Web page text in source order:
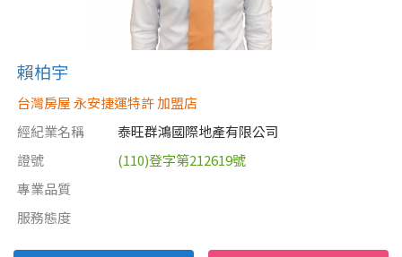
賴柏宇
台灣房屋 永安捷運特許 加盟店
經紀業名稱
泰旺群鴻國際地產有限公司
證號
(110)登字第212619號
專業品質
服務態度